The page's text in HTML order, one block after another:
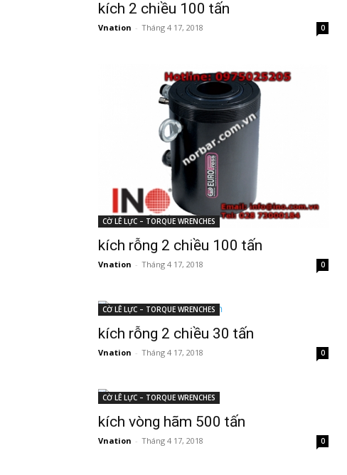
kích 2 chiều 100 tấn
Vnation - Tháng 4 17, 2018 0
CỜ LÊ LỰC – TORQUE WRENCHES
kích rỗng 2 chiều 100 tấn
Vnation - Tháng 4 17, 2018 0
CỜ LÊ LỰC – TORQUE WRENCHES
kích rỗng 2 chiều 30 tấn
Vnation - Tháng 4 17, 2018 0
CỜ LÊ LỰC – TORQUE WRENCHES
kích vòng hãm 500 tấn
Vnation - Tháng 4 17, 2018 0